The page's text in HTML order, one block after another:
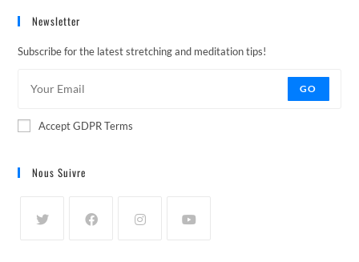
Newsletter
Subscribe for the latest stretching and meditation tips!
GO
Accept GDPR Terms
Nous Suivre